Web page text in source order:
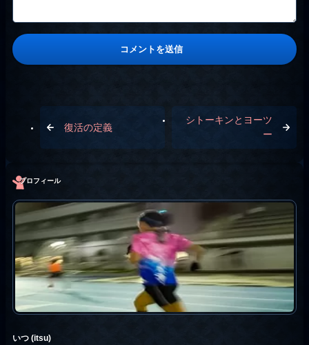
復活の定義
シトーキンとヨーツ
ー
プロフィール
いつ (itsu)